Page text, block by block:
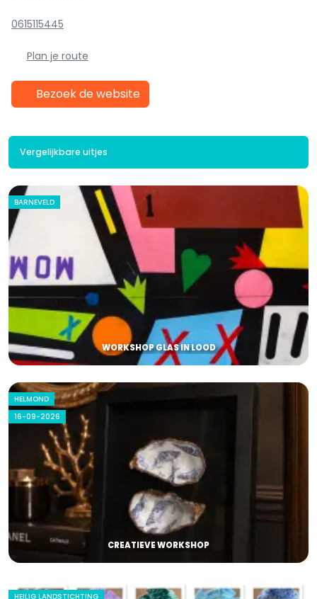
0615115445
Plan je route
Bezoek de website
Vergelijkbare uitjes
BARNEVELD
WORKSHOP GLAS IN LOOD
HELMOND
16-09-2026
CREATIEVE WORKSHOP
HEILIG LANDSTICHTING